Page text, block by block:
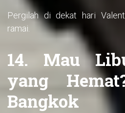
Pergilah di dekat hari
ramai.
14. Mau
yang
Bangkok